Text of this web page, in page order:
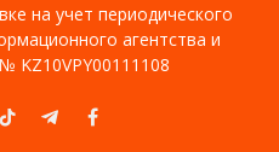
на учет периодического
агентства и
KZ10VPY00111108
TikTokTelegramFacebook